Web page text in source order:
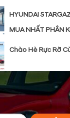
HYUNDAI
MUA NHẤT PHÂN
Chào Hè Rực Rỡ